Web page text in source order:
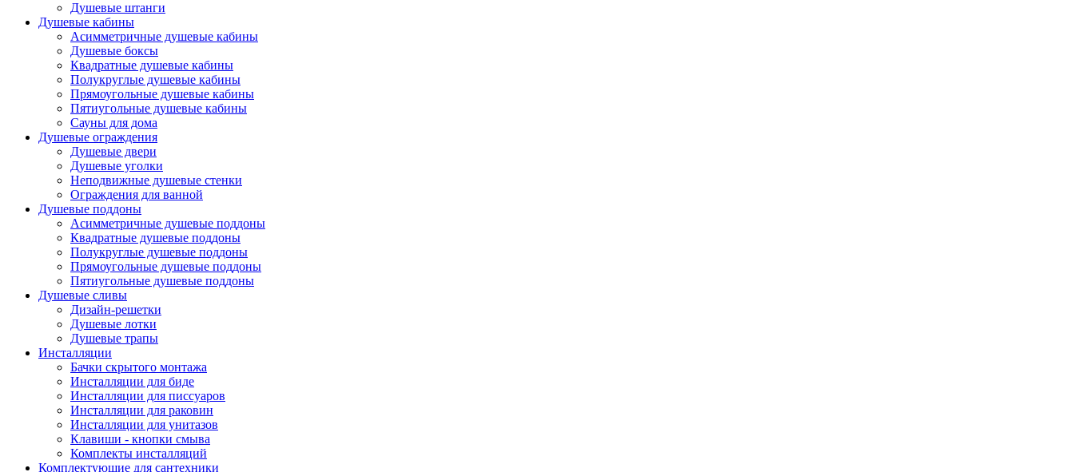
Душевые штанги
Душевые кабины
Асимметричные душевые кабины
Душевые боксы
Квадратные душевые кабины
Полукруглые душевые кабины
Прямоугольные душевые кабины
Пятиугольные душевые кабины
Сауны для дома
Душевые ограждения
Душевые двери
Душевые уголки
Неподвижные душевые стенки
Ограждения для ванной
Душевые поддоны
Асимметричные душевые поддоны
Квадратные душевые поддоны
Полукруглые душевые поддоны
Прямоугольные душевые поддоны
Пятиугольные душевые поддоны
Душевые сливы
Дизайн-решетки
Душевые лотки
Душевые трапы
Инсталляции
Бачки скрытого монтажа
Инсталляции для биде
Инсталляции для писсуаров
Инсталляции для раковин
Инсталляции для унитазов
Клавиши - кнопки смыва
Комплекты инсталляций
Комплектующие для сантехники